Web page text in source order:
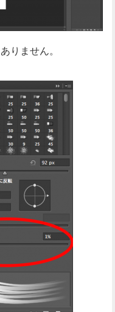
りません。